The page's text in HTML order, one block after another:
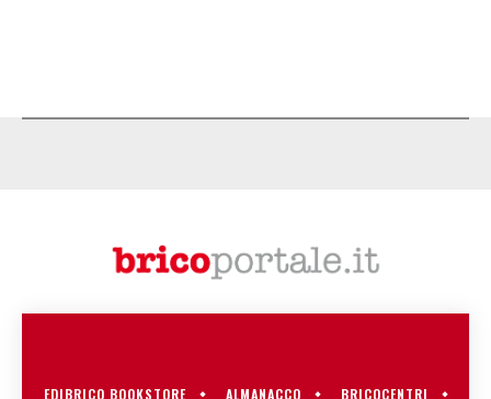
EDIBRICO BOOKSTORE ALMANACCO BRICOCENTRI